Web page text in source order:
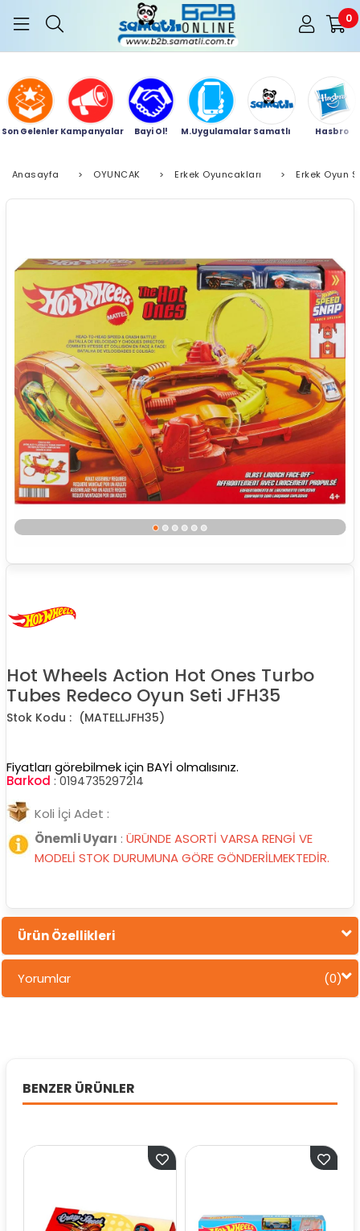
0
Son Gelenler Kampanyalar Bayi Ol! M.Uygulamalar Samatlı Hasbro
Anasayfa > OYUNCAK > Erkek Oyuncakları > Erkek Oyun
Hot Wheels Action Hot Ones Turbo
Tubes Redeco Oyun Seti JFH35
(MATELLJFH35)
Fiyatları görebilmek için BAYİ olmalısınız.
Barkod : 0194735297214
Koli İçi Adet :
Önemli Uyarı : ÜRÜNDE ASORTİ VARSA RENGİ VE
MODELİ STOK DURUMUNA GÖRE GÖNDERİLMEKTEDİR.
Ürün Özellikleri
Yorumlar (0)
BENZER ÜRÜNLER